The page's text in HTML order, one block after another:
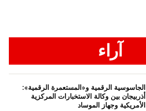
آراء
الجاسوسية الرقمية و«المستعمرة الرقمية»:
أذربيجان بين وكالة الاستخبارات المركزية
الأمريكية وجهاز الموساد